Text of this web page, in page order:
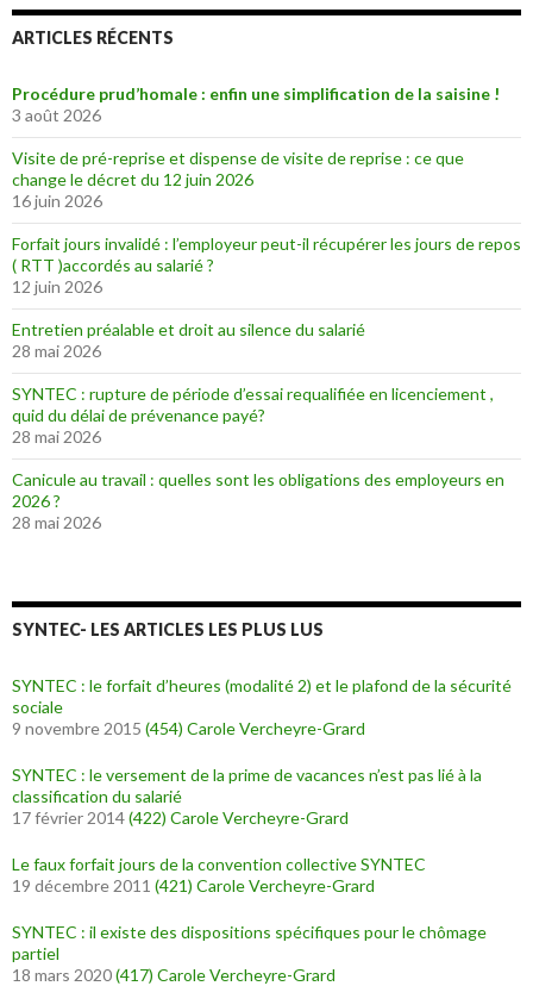
ARTICLES RÉCENTS
Procédure prud’homale : enfin une simplification de la saisine !
3 août 2026
Visite de pré-reprise et dispense de visite de reprise : ce que
change le décret du 12 juin 2026
16 juin 2026
Forfait jours invalidé : l’employeur peut-il récupérer les jours de repos
( RTT )accordés au salarié ?
12 juin 2026
Entretien préalable et droit au silence du salarié
28 mai 2026
SYNTEC : rupture de période d’essai requalifiée en licenciement ,
quid du délai de prévenance payé?
28 mai 2026
Canicule au travail : quelles sont les obligations des employeurs en
2026 ?
28 mai 2026
SYNTEC- LES ARTICLES LES PLUS LUS
SYNTEC : le forfait d’heures (modalité 2) et le plafond de la sécurité
sociale
9 novembre 2015 (454) Carole Vercheyre-Grard
SYNTEC : le versement de la prime de vacances n’est pas lié à la
classification du salarié
17 février 2014(422) Carole Vercheyre-Grard
Le faux forfait jours de la convention collective SYNTEC
19 décembre 2011 (421) Carole Vercheyre-Grard
SYNTEC : il existe des dispositions spécifiques pour le chômage
partiel
18 mars 2020(417) Carole Vercheyre-Grard